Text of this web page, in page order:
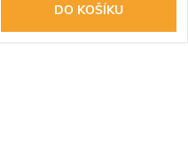
DO KOŠÍKU